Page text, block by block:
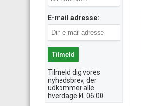
E-mail adresse:
Tilmeld dig vores
nyhedsbrev, der
udkommer alle
hverdage kl. 06:00